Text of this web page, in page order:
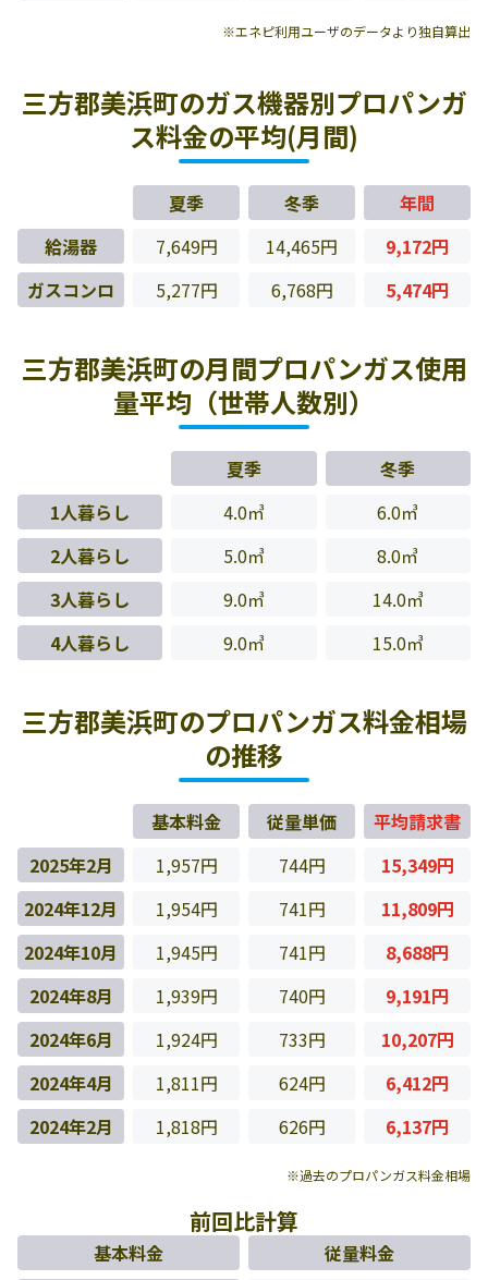
※エネピ利用ユーザのデータより独自算出
三方郡美浜町のガス機器別プロパンガ
ス料金の平均(月間)
夏季 冬季
年間
給湯器
7,649円 14,465円
9,172円
ガスコンロ
5,277円 6,768円 5,474円
三方郡美浜町の月間プロパンガス使用
量平均（世帯人数別）
夏季
冬季
1人暮らし
4.0㎥
6.0㎥
2人暮らし
5.0㎥
8.0㎥
3人暮らし
9.0㎥
14.0㎥
4人暮らし
9.0㎥ 15.0㎥
三方郡美浜町のプロパンガス料金相場
の推移
基本料金 従量単価
平均請求書
2025年2月
1,957円 744円
15,349円
2024年12月
1,954円 741円
11,809円
2024年10月
1,945円 741円
8,688円
2024年8月
1,939円 740円
9,191円
2024年6月
1,924円 733円
10,207円
2024年4月
1,811円 624円
6,412円
2024年2月
1,818円 626円 6,137円
※過去のプロパンガス料金相場
前回比計算
基本料金
従量料金